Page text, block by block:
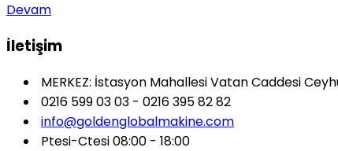
Devam
İletişim
MERKEZ: İstasyon Mahallesi Vatan Caddesi
0216 599 03 03 - 0216 395 82 82
info@goldenglobalmakine.com
Ptesi-Ctesi 08:00 - 18:00